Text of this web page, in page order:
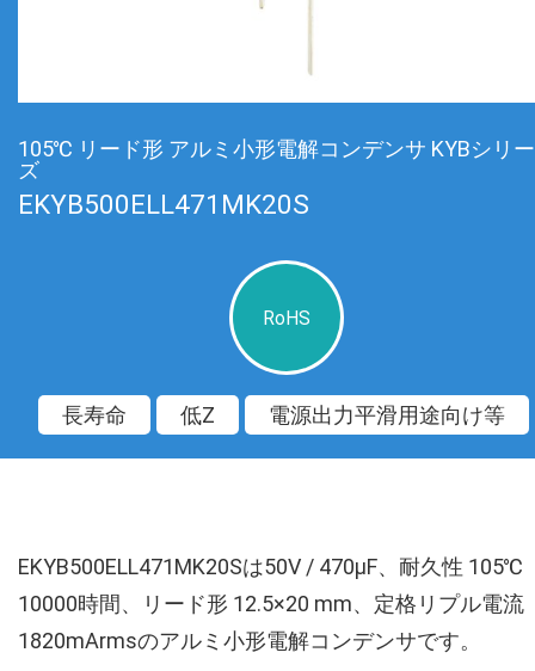
105℃ リード形 アルミ小形電解コンデンサ KYBシリー
ズ
EKYB500ELL471MK20S
RoHS
長寿命 低Z 電源出力平滑用途向け等
EKYB500ELL471MK20Sは50V / 470µF、耐久性 105℃
10000時間、リード形 12.5×20 mm、定格リプル電流
1820mArmsのアルミ小形電解コンデンサです。